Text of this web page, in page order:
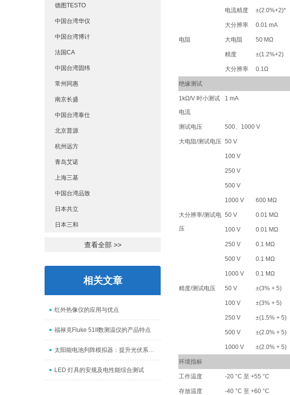
德图TESTO
中国台湾华仪
中国台湾博计
法国CA
中国台湾固纬
常州同惠
南京长盛
中国台湾泰仕
北京普源
杭州远方
青岛艾诺
上海三基
中国台湾品致
日本共立
日本三和
查看全部 >>
相关文章
红外热像仪的应用与优点
福禄克Fluke 51II数测温仪的产品特点
太阳能电池列阵模拟器：提升光伏系统可靠性和稳定性的重要途径
LED 灯具的安规及电性能综合测试
电流精度 ±(2.0%+2)*
大分辨率 0.01 mA
电阻 大电阻 50 MΩ
精度 ±(1.2%+2)
大分辨率 0.1Ω
绝缘测试
1kΩ/V 时小测试
电流
1 mA
测试电压 500、1000 V
大电阻/测试电压 50 V
100 V
250 V
500 V
1000 V 600 MΩ
大分辨率/测试电
压
50 V 0.01 MΩ
100 V 0.01 MΩ
250 V 0.1 MΩ
500 V 0.1 MΩ
1000 V 0.1 MΩ
精度/测试电压 50 V ±(3% + 5)
100 V ±(3% + 5)
250 V ±(1.5% + 5)
500 V ±(2.0% + 5)
1000 V ±(2.0% + 5)
环境指标
工作温度 -20 °C 至 +55 °C
存放温度 -40 °C 至 +60 °C